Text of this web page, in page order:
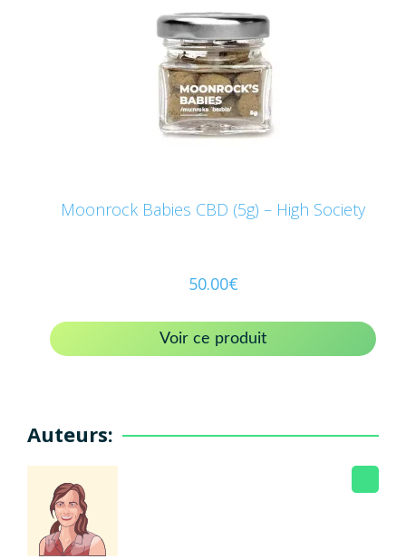
Moonrock Babies CBD (5g) – High Society
50.00€
Voir ce produit
Auteurs: